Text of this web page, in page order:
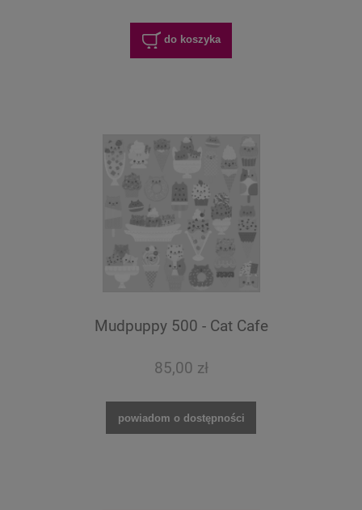
do koszyka
Mudpuppy 500 - Cat Cafe
85,00 zł
powiadom o dostępności